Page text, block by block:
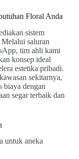
Floral Anda
sistem
Melalui saluran
tim ahli kami
konsep ideal
estetika pribadi.
sekitarnya,
biaya dengan
segar terbaik dan
untuk aneka